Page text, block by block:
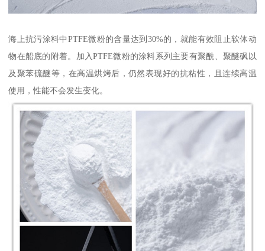
海上抗污涂料中PTFE微粉的含量达到30%的，就能有效阻止软体动
物在船底的附着。加入PTFE微粉的涂料系列主要有聚酰、聚醚砜以
及聚苯硫醚等，在高温烘烤后，仍然表现好的抗粘性，且连续高温
使用，性能不会发生变化。